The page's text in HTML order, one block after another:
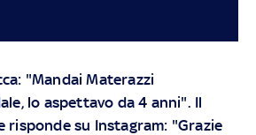
"Mandai Materazzi
lo aspettavo da 4 anni". Il
risponde su Instagram: "Grazie